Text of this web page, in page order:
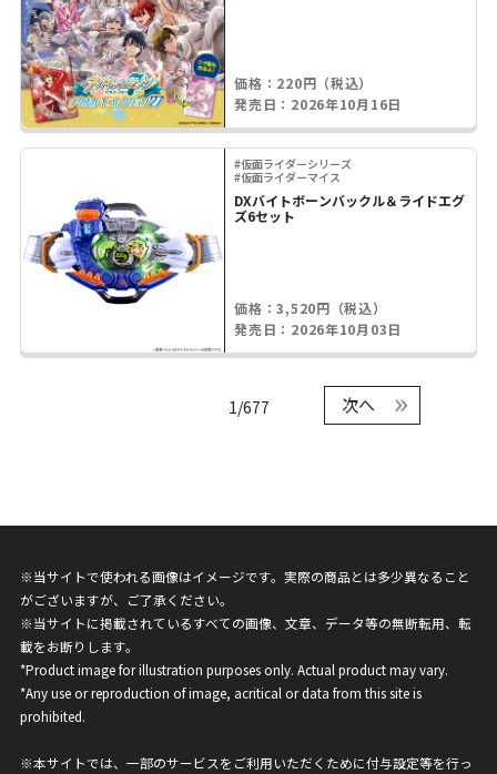
価格：220円（税込）
発売日：2026年10月16日
#仮面ライダーシリーズ
#仮面ライダーマイス
DXバイトボーンバックル＆ライドエグ
ズ6セット
価格：3,520円（税込）
発売日：2026年10月03日
1/677 次へ
※当サイトで使われる画像はイメージです。実際の商品とは多少異なること
がございますが、ご了承ください。
※当サイトに掲載されているすべての画像、文章、データ等の無断転用、転
載をお断りします。
*Product image for illustration purposes only. Actual product may vary.
*Any use or reproduction of image, acritical or data from this site is
prohibited.
※本サイトでは、一部のサービスをご利用いただくために付与設定等を行っ